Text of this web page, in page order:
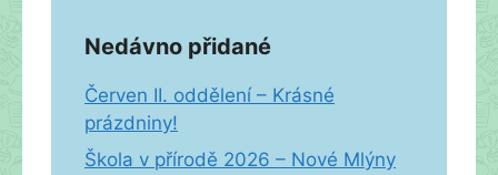
Nedávno přidané
Červen II. oddělení – Krásné
prázdniny!
Škola v přírodě 2026 – Nové Mlýny